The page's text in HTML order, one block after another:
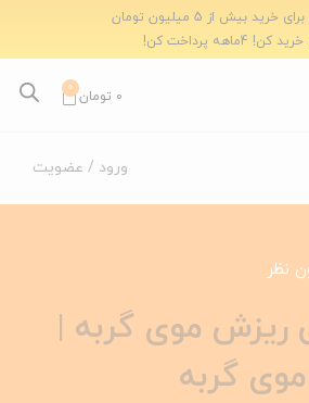
بیش از 5 میلیون تومان
4ماهه پرداخت کن!
0 تومان
0
ورود / عضویت
نظر
ریزش موی گربه |
گربه